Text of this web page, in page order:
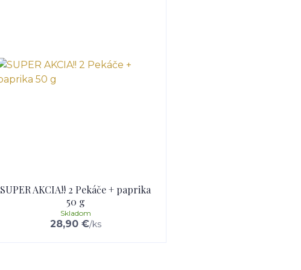
SUPER AKCIA!! 2 Pekáče + paprika
50 g
28,90 €/ks
Skladom